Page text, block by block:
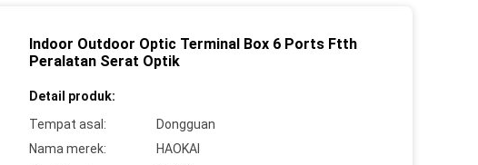
Indoor Outdoor Optic Terminal Box 6 Ports Ftth
Peralatan Serat Optik
Detail produk:
Tempat asal:
Dongguan
Nama merek:
HAOKAI